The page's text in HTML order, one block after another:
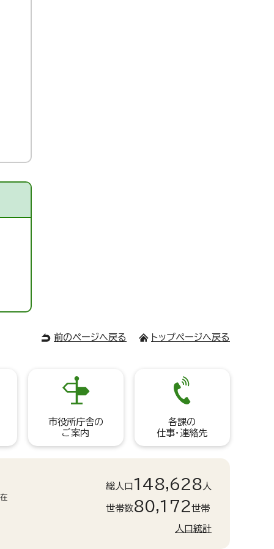
前のページへ戻る トップページへ戻る
市役所庁舎の
ご案内
各課の
仕事・連絡先
総人口 148,628 人
世帯数80,172世帯
人口統計